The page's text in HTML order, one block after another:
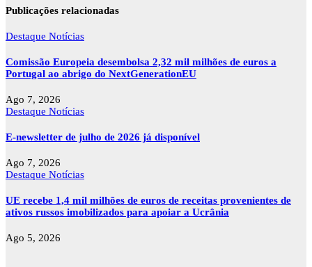
Publicações relacionadas
Destaque Notícias
Comissão Europeia desembolsa 2,32 mil milhões de euros a
Portugal ao abrigo do NextGenerationEU
Ago 7, 2026
Destaque Notícias
E-newsletter de julho de 2026 já disponível
Ago 7, 2026
Destaque Notícias
UE recebe 1,4 mil milhões de euros de receitas provenientes de
ativos russos imobilizados para apoiar a Ucrânia
Ago 5, 2026